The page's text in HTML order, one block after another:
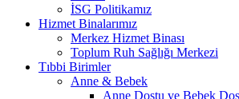
İSG Politikamız
Hizmet Binalarımız
Merkez Hizmet Binası
Toplum Ruh Sağlığı Merkezi
Tıbbi Birimler
Anne & Bebek
Anne Dostu ve Bebek